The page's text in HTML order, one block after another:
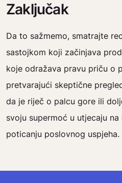
Zaključak
Da to sažmemo, smatrajte
sastojkom koji začinjava
koje odražava pravu priču o
pretvarajući skeptične
da je riječ o palcu gore ili
svoju supermoć u utjecaju
poticanju poslovnog uspjeha.